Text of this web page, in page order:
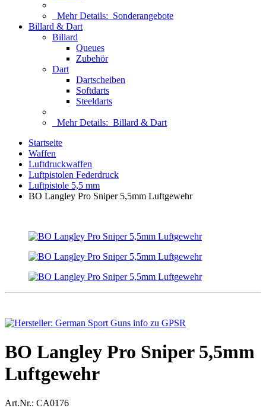
Mehr Details: Sonderangebote
Billard & Dart
Billard
Queues
Zubehör
Dart
Dartscheiben
Softdarts
Steeldarts
Mehr Details: Billard & Dart
Startseite
Waffen
Luftdruckwaffen
Luftpistolen Federdruck
Luftpistole 5,5 mm
BO Langley Pro Sniper 5,5mm Luftgewehr
BO Langley Pro Sniper 5,5mm
Luftgewehr
Art.Nr.: CA0176